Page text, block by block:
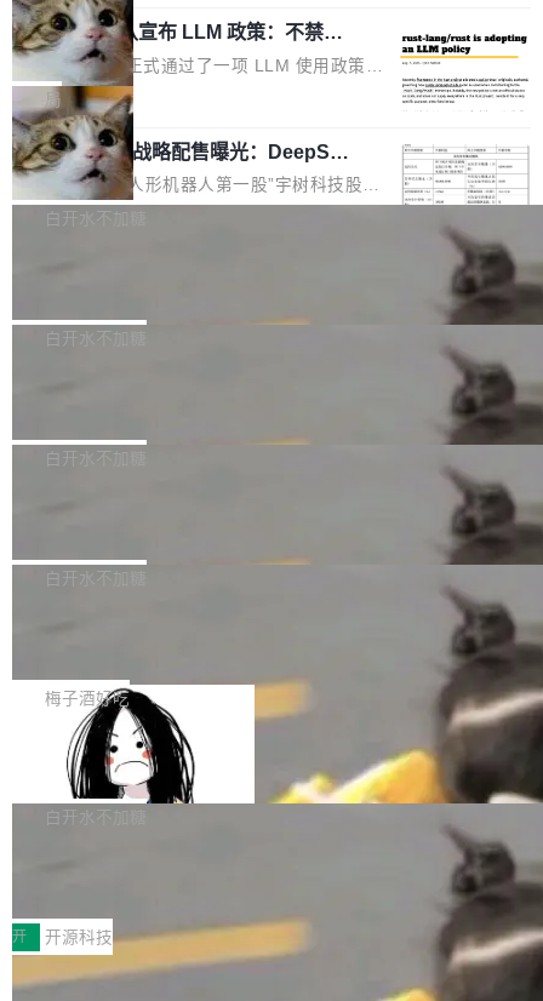
配、功耗与稳定性调优、兼容性测评及统一互联
等内容展开系统讲解和实战交流，帮助企业进一
步了解开源鸿蒙在智能...
Hub 员工 kdaigle 在 HN 讨论中贴出了一组数
据：2025 年全年 10 亿次 commit。现在，每周
2.75 亿次，全年预计 140 亿次。GitHub...
象：Recursive Language Model（RLM）和 C
ontinual Harness。在 ARC-AGI 3 基准测试
上，Prime Agent + Opus 5 的组合达到了 95.
5% RHAE Best@1，超过了 ARC 报告的人类专
家基线 95.4%。 不是又一个 coding agent 包装
器 Prime Agent 的架构和市面上大多数 coding
agent 有本质区别。大多数 agent harness 的设
计是基于早期模型的能力—...
Rust 项目团队宣布 LLM 政策：不禁
止，但你要承认哪些代码不是你写的
Rust 语言项目正式通过了一项 LLM 使用政策，
覆盖 rust-lang/rust 单一仓库的代码贡献。这不
是项目级别的官方立场，目前由五个团队采纳，
但它可能是主流开源项目中关于 AI 辅助贡献最
细致的一份规则。 政策的核心只有一句话：LLM
可以用来分析、提炼、审阅、建议，但不能用来
不得生成涉及安全性的关键变更，除非作者本身
局
宇树科技 IPO 战略配售曝光：DeepSe
ek 获配 93.3 万股，锁定 36 个月
8月6日晚间，“人形机器人第一股”宇树科技股份
有限公司披露IPO发行价格及战略配售结果，杭
36个月。 公告显示，本次宇树科技战略配售对
员工参与设立的专项资产管理计划。其中，Dee
获配9...
白开水不加糖
Bug fixes and enhancements 修复多次传递同
一个回归问题，该问题导致拉取镜像时会拒绝包
题，该问题可能导致在旧版 Linux 内核...
白开水不加糖
e 孵化器项目管理委员会（IPMC）投票中获得
P）！这一里程碑不仅标志着 Fluss 迈入新的发
白开水不加糖
长期停止内容更新，未能实现其作为“AI版维基百
提交的编辑请求也长期处于待处理状态。 Groki
pedia 于去年底上线，定位为由人工智能生成内
容的百科平台，被马斯克视为传统众包百科网站
维基百科的替代方案。Lawfare 调查发现，无论
热门页面还是低关注度页面，均未出现近期更
白开水不加糖
是这样的：配 MessageSource 的 Bean、写 R
eloadableResourceBundleMessageSource、
声明 LocaleResolver、注册 LocaleChangeInt
erceptor…五六步之后才能看到第一行翻译文
本。 Solon 换了个方式。整个 i18n 模块围绕三
梅子酒好吃
Apache Doris 4.1 全面增强 Iceberg：
支持 UPDATE、MERGE INTO 与 Iceb
erg V3
Apache Doris 4.1 要补齐的，正是缺失的那一
半。在已有查询能力的基础上，Doris 进一步支
常维护操作，并完整支持 Iceberg V3 格式。
白开水不加糖
村国家自主创新示范区会议中心开幕。本届大会
由中关村智联软件服务业质量创新联盟主办，以
“智构可信·质创未来——AI原生时代的质量新范
开 开源科技
让非法状态不可表示：一篇关于 ADT